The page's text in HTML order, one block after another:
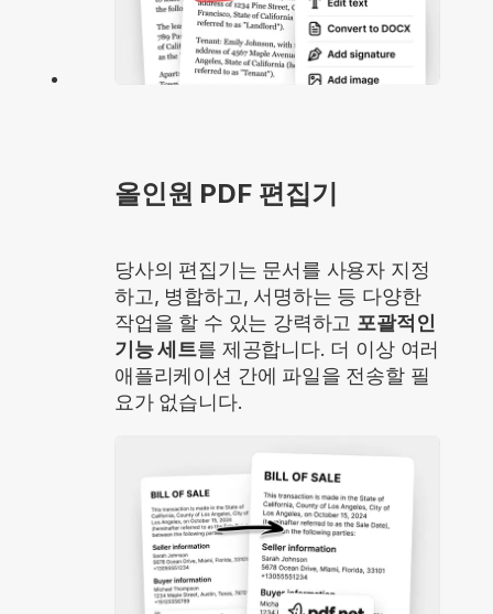
올인원 PDF 편집기
당사의 편집기는 문서를 사용자 지정
하고, 병합하고, 서명하는 등 다양한
작업을 할 수 있는 강력하고 포괄적인
기능 세트를 제공합니다. 더 이상 여러
애플리케이션 간에 파일을 전송할 필
요가 없습니다.